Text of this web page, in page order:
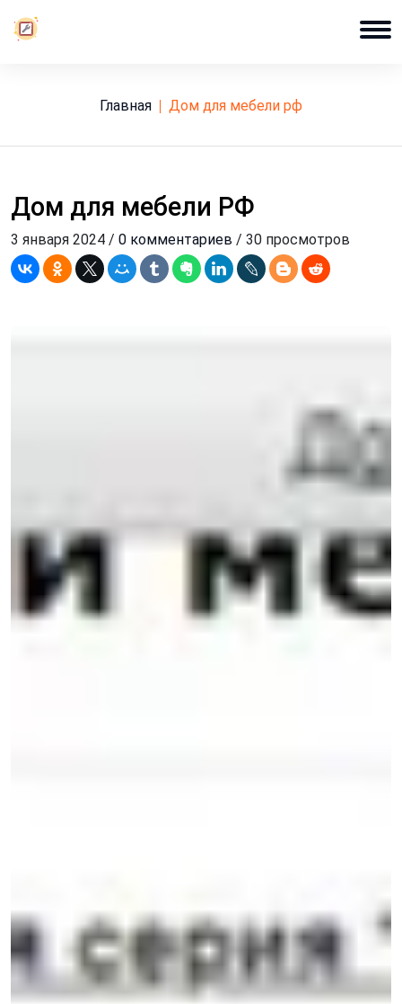
Главная дом для мебели рф
Дом для мебели РФ
3 января 2024 / 0 комментариев / 30 просмотров